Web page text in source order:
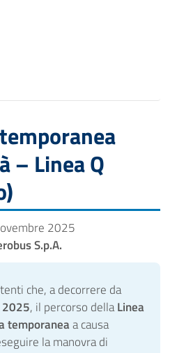
– Linea Q
2025
S.p.A.
che, a decorrere da
, il percorso dellaLinea
temporaneaa causa
la manovra di